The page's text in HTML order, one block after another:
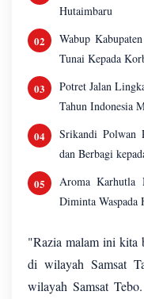
Hutaimbaru
Wabup
Tunai Kepada
Potret Jalan
Tahun Indonesia
Srikandi Polwan
dan Berbagi
Aroma Karhutla
Diminta Waspada
"Razia malam ini kita
di wilayah Samsat
wilayah Samsat